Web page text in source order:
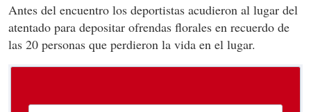
Antes del encuentro los deportistas acudieron al lugar del
atentado para depositar ofrendas florales en recuerdo de
las 20 personas que perdieron la vida en el lugar.